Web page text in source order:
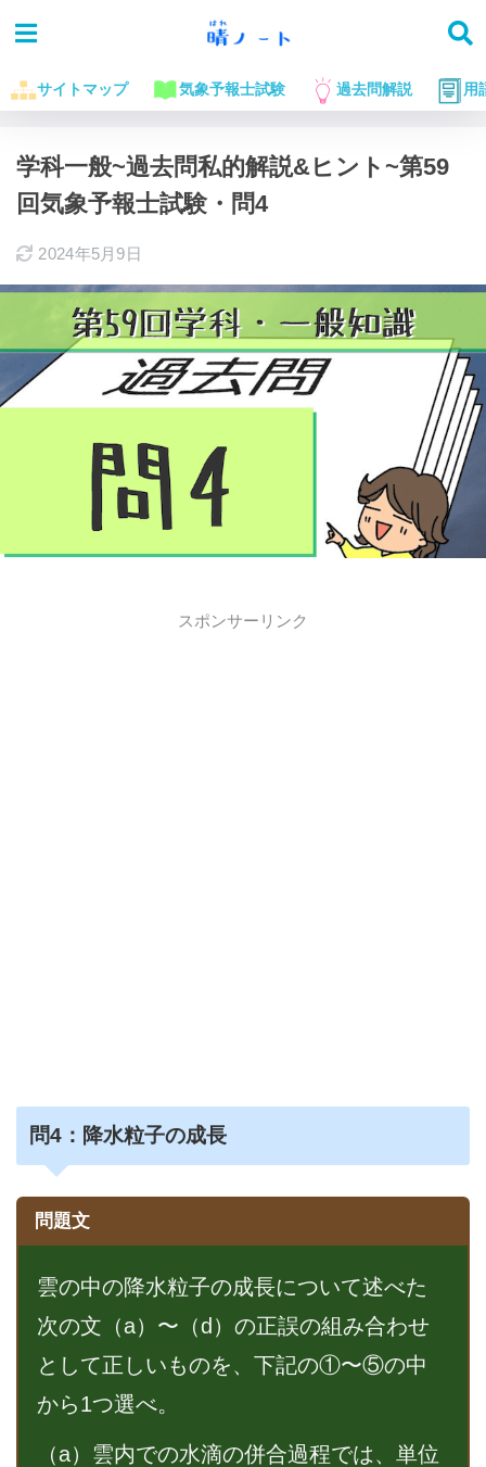
サイトマップ 気象予報士試験 過去問解説 用
ホーム 気象予報士試験に役立つお話 過去問解説
学科一般~過去問私的解説&ヒント~第59
回気象予報士試験・問4
2024年5月9日
スポンサーリンク
問4：降水粒子の成長
問題文
雲の中の降水粒子の成長について述べた
次の文（a）〜（d）の正誤の組み合わせ
として正しいものを、下記の①〜⑤の中
から1つ選べ。
（a）雲内での水滴の併合過程では、単位